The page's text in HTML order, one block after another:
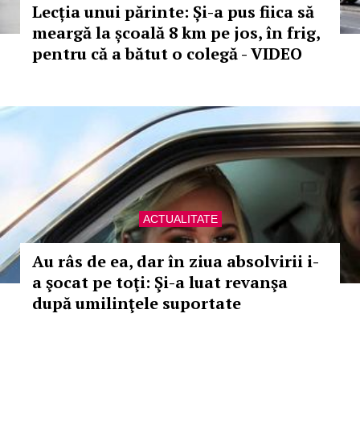
Lecția unui părinte: Și-a pus fiica să
meargă la școală 8 km pe jos, în frig,
pentru că a bătut o colegă - VIDEO
ACTUALITATE
Au râs de ea, dar în ziua absolvirii i-
a şocat pe toţi: Şi-a luat revanşa
după umilinţele suportate